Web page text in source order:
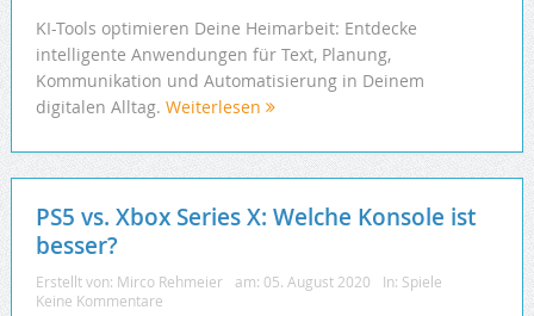
KI-Tools optimieren Deine Heimarbeit: Entdecke
intelligente Anwendungen für Text, Planung,
Kommunikation und Automatisierung in Deinem
digitalen Alltag. Weiterlesen
PS5 vs. Xbox Series X: Welche Konsole ist
besser?
Erstellt von: Mirco Rehmeier am: 05. August 2020 In: Spiele
Keine Kommentare